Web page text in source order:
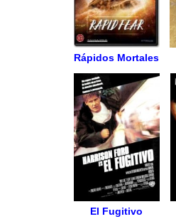
Rápidos Mortales
El Fugitivo